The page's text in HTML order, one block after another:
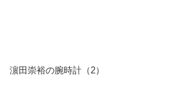
濵田崇裕の腕時計（2）